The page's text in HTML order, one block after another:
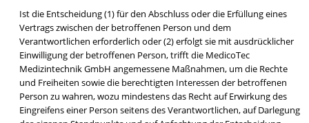
Ist die Entscheidung (1) für den Abschluss oder die Erfüllung eines
Vertrags zwischen der betroffenen Person und dem
Verantwortlichen erforderlich oder (2) erfolgt sie mit ausdrücklicher
Einwilligung der betroffenen Person, trifft die MedicoTec
Medizintechnik GmbH angemessene Maßnahmen, um die Rechte
und Freiheiten sowie die berechtigten Interessen der betroffenen
Person zu wahren, wozu mindestens das Recht auf Erwirkung des
Eingreifens einer Person seitens des Verantwortlichen, auf Darlegung